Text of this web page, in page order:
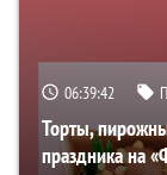
06:39:41
Торты,
праздника на